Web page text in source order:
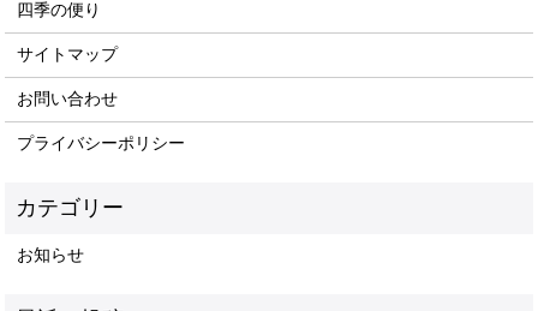
四季の便り
サイトマップ
お問い合わせ
プライバシーポリシー
お知らせ